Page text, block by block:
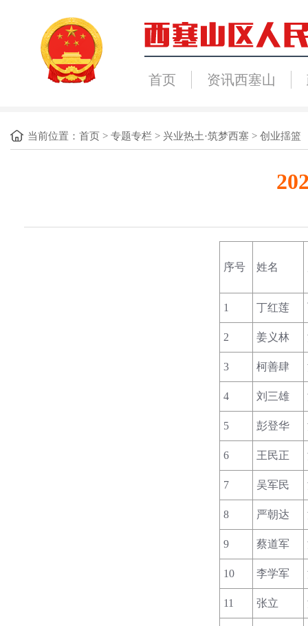
首页 资讯西塞山
当前位置： 首页 > 专题专栏 > 兴业热土·筑梦西塞 > 创业揺篮
序号 姓名
1 丁红莲
2 姜义林
3 柯善肆
4 刘三雄
5 彭登华
6 王民正
7 吴军民
8 严朝达
9 蔡道军
10 李学军
11 张立